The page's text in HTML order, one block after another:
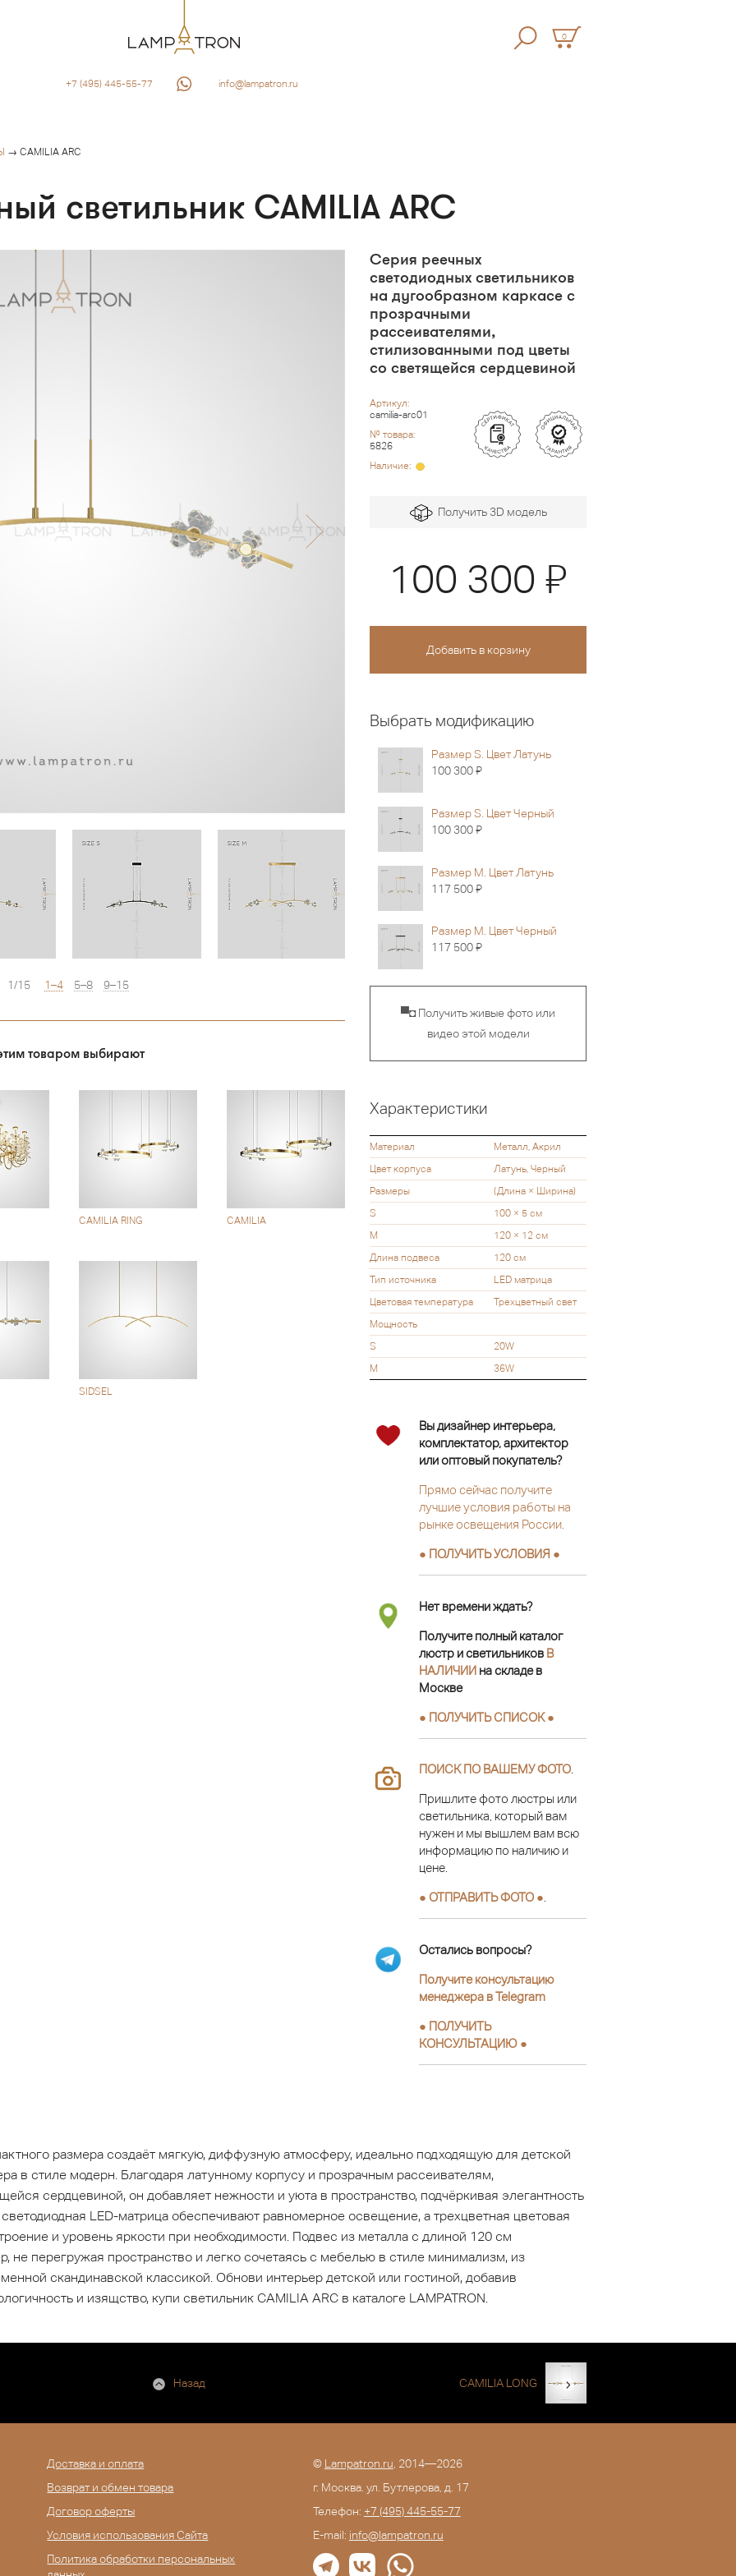
0
+7 (495) 445-55-77 info@lampatron.ru
→ CAMILIA ARC
светильник CAMILIA ARC
1/15 1–4 5–8 9–15
товаром выбирают
CAMILIA RING CAMILIA
SIDSEL
Серия реечных
светодиодных светильников
на дугообразном каркасе с
прозрачными
рассеивателями,
стилизованными под цветы
со светящейся сердцевиной
Артикул:
camilia-arc01
№ товара:
5826
Наличие:
Получить 3D модель
100 300 Я
Выбрать модификацию
Размер S. Цвет Латунь
100 300Я
Размер S. Цвет Черный
100 300Я
Размер M. Цвет Латунь
117 500Я
Размер M. Цвет Черный
117 500Я
▀◘ Получить живые фото или
видео этой модели
Характеристики
Материал
Металл, Акрил
Цвет корпуса
Латунь, Черный
Размеры
(Длина × Ширина)
S
100 × 5 см
M
120 × 12 см
Длина подвеса
120 см
Тип источника
LED матрица
Цветовая температура
Трехцветный свет
Мощность
S
20W
M
36W
Вы дизайнер интерьера,
комплектатор, архитектор
или оптовый покупатель?
Прямо сейчас получите
лучшие условия работы на
рынке освещения России.
● ПОЛУЧИТЬ УСЛОВИЯ ●
Нет времени ждать?
Получите полный каталог
люстр и светильников В
НАЛИЧИИ на складе в
Москве
● ПОЛУЧИТЬ СПИСОК ●
ПОИСК ПО ВАШЕМУ ФОТО.
Пришлите фото люстры или
светильника, который вам
нужен и мы вышлем вам всю
информацию по наличию и
цене.
● ОТПРАВИТЬ ФОТО ●.
Остались вопросы?
Получите консультацию
менеджера в Telegram
● ПОЛУЧИТЬ
КОНСУЛЬТАЦИЮ ●
размера создаёт мягкую, диффузную атмосферу, идеально подходящую для детской
в стиле модерн. Благодаря латунному корпусу и прозрачным рассеивателям,
сердцевиной, он добавляет нежности и уюта в пространство, подчёркивая элегантность
LED-матрица обеспечивают равномерное освещение, а трехцветная цветовая
и уровень яркости при необходимости. Подвес из металла с длиной 120 см
не перегружая пространство и легко сочетаясь с мебелью в стиле минимализм, из
скандинавской классикой. Обнови интерьер детской или гостиной, добавив
и изящство, купи светильник CAMILIA ARC в каталоге LAMPATRON.
Назад CAMILIA LONG
Доставка и оплата
Возврат и обмен товара
Договор оферты
Условия использования Сайта
Политика обработки персональных
© Lampatron.ru, 2014—2026
г. Москва. ул. Бутлерова, д. 17
Телефон: +7 (495) 445-55-77
E-mail: info@lampatron.ru